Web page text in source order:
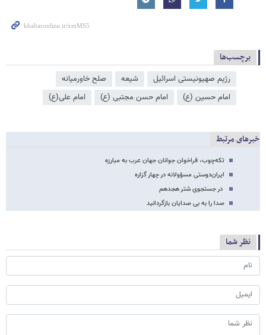
برچسب‌ها
رژیم صهیونیستی اسرائیل شیعه
صلح خاورمیانه
امام حسین (ع)
امام حسن مجتبی (ع) امام علی(ع)
خبرهای مرتبط
تکه‌چوب، فراخوان جوانان جهان عرب به مبارزه
ایران‌دوستی مسؤولانه در چهار گزاره
در جستجوی شتر هجدهم
صدا را به بی صدایان بازگردانید
نظر شما